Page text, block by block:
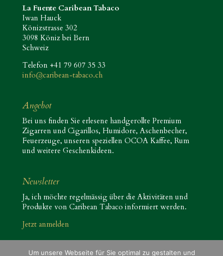
La Fuente Caribean Tabaco
Iwan Hauck
Könizstrasse 302
3098 Köniz bei Bern
Schweiz
Telefon +41 79 607 35 33
info@caribean-tabaco.ch
Angebot
Bei uns finden Sie erlesene handgerollte Premium
Zigarren und Cigarillos, Humidore, Aschenbecher,
Feuerzeuge, unseren speziellen OCOA Kaffee, Rum
und weitere Geschenkideen.
Newsletter
Ja, ich möchte regelmässig über die Aktivitäten und
Produkte von Caribean Tabaco informiert werden.
Jetzt anmelden
Um unsere Webseite für Sie optimal zu gestalten und